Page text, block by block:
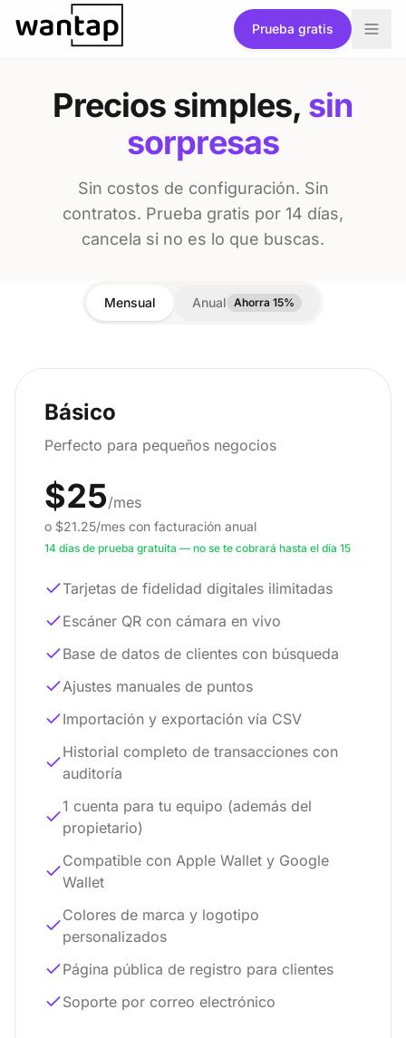
Ir al contenido
Prueba gratis
Precios simples, sin
sorpresas
Sin costos de configuración. Sin
contratos. Prueba gratis por 14 días,
cancela si no es lo que buscas.
Mensual Anual Ahorra 15%
Básico
Perfecto para pequeños negocios
$25/mes
o $21.25/mes con facturación anual
14 días de prueba gratuita — no se te cobrará hasta el día 15
Tarjetas de fidelidad digitales ilimitadas
Escáner QR con cámara en vivo
Base de datos de clientes con búsqueda
Ajustes manuales de puntos
Importación y exportación vía CSV
Historial completo de transacciones con
auditoría
1 cuenta para tu equipo (además del
propietario)
Compatible con Apple Wallet y Google
Wallet
Colores de marca y logotipo
personalizados
Página pública de registro para clientes
Soporte por correo electrónico